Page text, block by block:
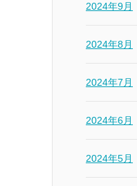
2024年9月
2024年8月
2024年7月
2024年6月
2024年5月